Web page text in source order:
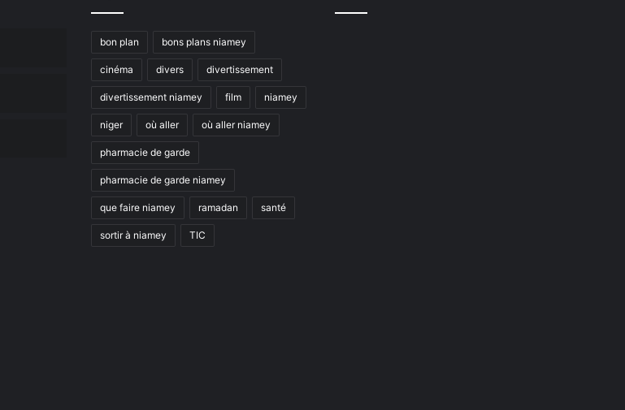
bon plan bons plans niamey
cinéma divers divertissement
divertissement niamey film niamey
niger où aller où aller niamey
pharmacie de garde
pharmacie de garde niamey
que faire niamey ramadan santé
sortir à niamey TIC